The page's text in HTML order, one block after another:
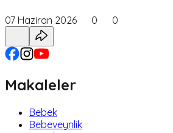
07 Haziran 2026 0 0
Makaleler
Bebek
Bebeveynlik